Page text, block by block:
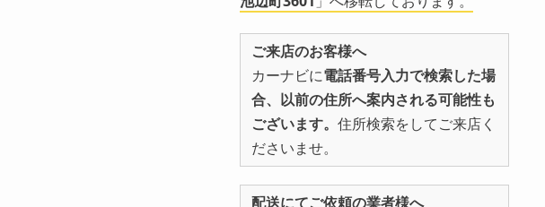
ご来店のお客様へ
カーナビに電話番号入力で検索した場
合、以前の住所へ案内される可能性も
ございます。 住所検索をしてご来店く
ださいませ。
配送にてご依頼の業者様へ